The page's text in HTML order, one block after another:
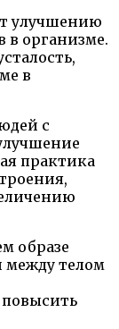
улучшению
в организме.
в
с
практика
образе
между телом
повысить